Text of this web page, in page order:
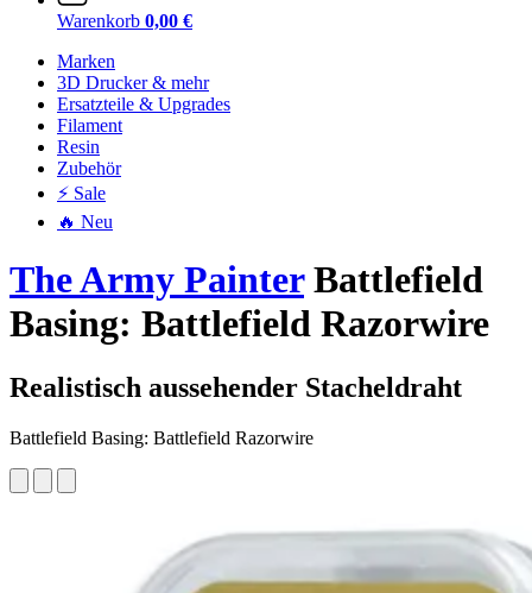
Warenkorb 0,00 €
Marken
3D Drucker & mehr
Ersatzteile & Upgrades
Filament
Resin
Zubehör
⚡ Sale
🔥 Neu
The Army PainterBattlefield
Basing: Battlefield Razorwire
Realistisch aussehender Stacheldraht
Battlefield Basing: Battlefield Razorwire